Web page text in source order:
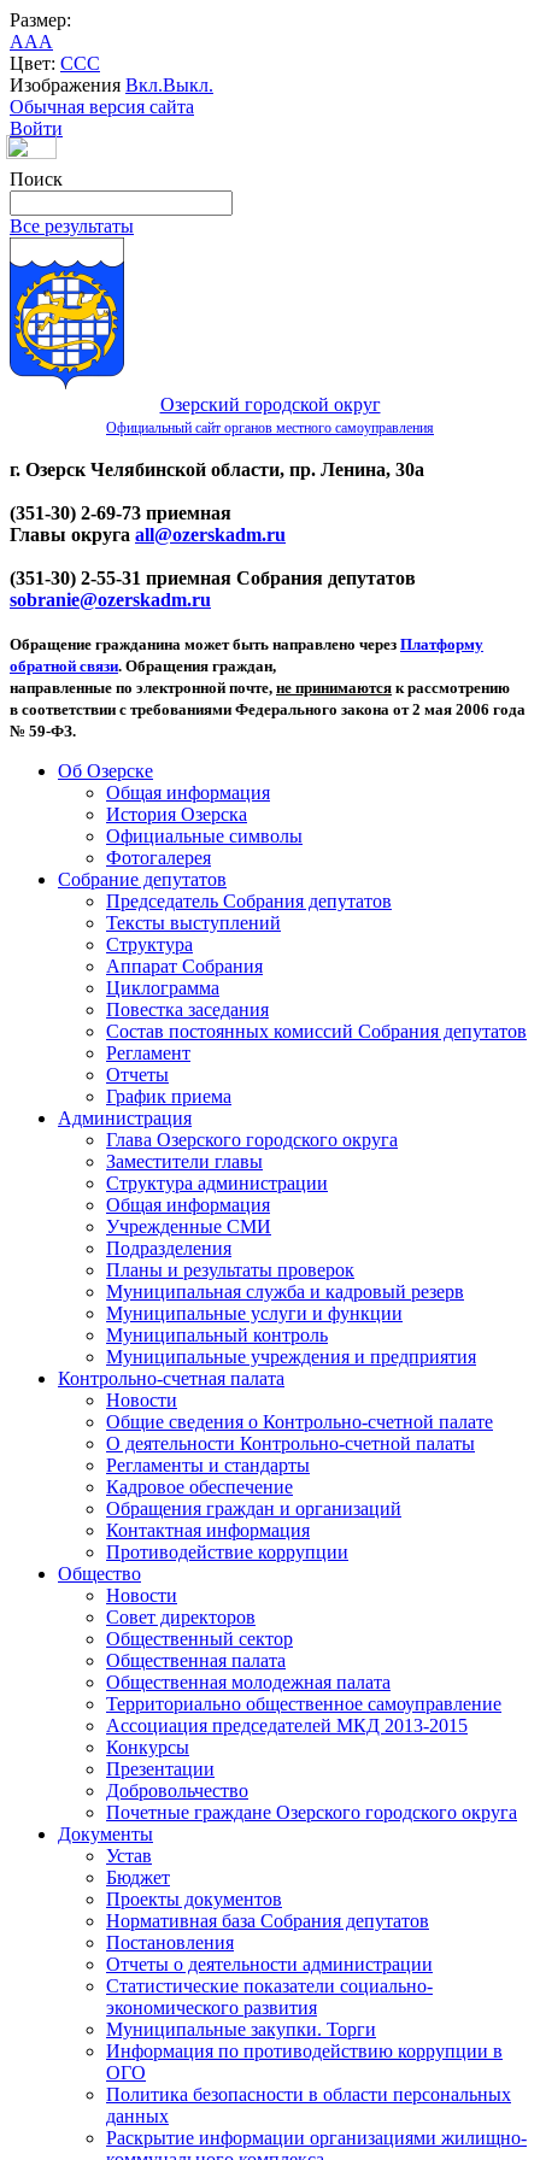
Размер:
AAA
Цвет: CCC
Изображения Вкл.Выкл.
Обычная версия сайта
Войти
Поиск
Все результаты
Озерский городской округ
Официальный сайт органов местного самоуправления
г. Озерск Челябинской области, пр. Ленина, 30а
(351-30) 2-69-73 приемная
Главы округа all@ozerskadm.ru
(351-30) 2-55-31 приемная Собрания депутатов
sobranie@ozerskadm.ru
Обращение гражданина может быть направлено через Платформу
обратной связи. Обращения граждан,
направленные по электронной почте, не принимаются к рассмотрению
в соответствии с требованиями Федерального закона от 2 мая 2006 года
№ 59-ФЗ.
Об Озерске
Общая информация
История Озерска
Официальные символы
Фотогалерея
Собрание депутатов
Председатель Собрания депутатов
Тексты выступлений
Структура
Аппарат Собрания
Циклограмма
Повестка заседания
Состав постоянных комиссий Собрания депутатов
Регламент
Отчеты
График приема
Администрация
Глава Озерского городского округа
Заместители главы
Структура администрации
Общая информация
Учрежденные СМИ
Подразделения
Планы и результаты проверок
Муниципальная служба и кадровый резерв
Муниципальные услуги и функции
Муниципальный контроль
Муниципальные учреждения и предприятия
Контрольно-счетная палата
Новости
Общие сведения о Контрольно-счетной палате
О деятельности Контрольно-счетной палаты
Регламенты и стандарты
Кадровое обеспечение
Обращения граждан и организаций
Контактная информация
Противодействие коррупции
Общество
Новости
Совет директоров
Общественный сектор
Общественная палата
Общественная молодежная палата
Территориально общественное самоуправление
Ассоциация председателей МКД 2013-2015
Конкурсы
Презентации
Добровольчество
Почетные граждане Озерского городского округа
Документы
Устав
Бюджет
Проекты документов
Нормативная база Собрания депутатов
Постановления
Отчеты о деятельности администрации
Статистические показатели социально-
экономического развития
Муниципальные закупки. Торги
Информация по противодействию коррупции в
ОГО
Политика безопасности в области персональных
данных
Раскрытие информации организациями жилищно-